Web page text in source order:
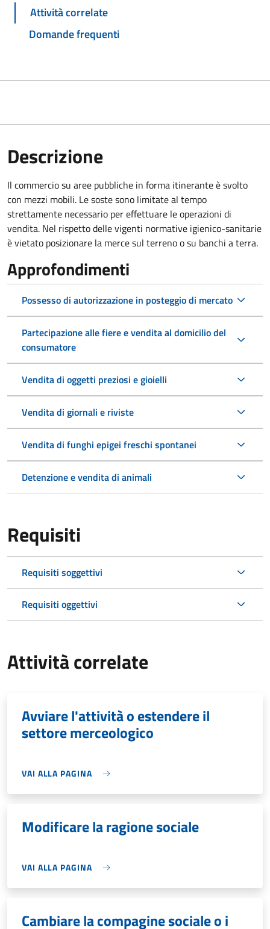
Attività correlate
Domande frequenti
Descrizione
Il commercio su aree pubbliche in forma itinerante è svolto
con mezzi mobili. Le soste sono limitate al tempo
strettamente necessario per effettuare le operazioni di
vendita. Nel rispetto delle vigenti normative igienico-sanitarie
è vietato posizionare la merce sul terreno o su banchi a terra.
Approfondimenti
Possesso di autorizzazione in posteggio di mercato
Partecipazione alle fiere e vendita al domicilio del
consumatore
Vendita di oggetti preziosi e gioielli
Vendita di giornali e riviste
Vendita di funghi epigei freschi spontanei
Detenzione e vendita di animali
Requisiti
Requisiti soggettivi
Requisiti oggettivi
Attività correlate
Avviare l'attività o estendere il
settore merceologico
VAI ALLA PAGINA
Modificare la ragione sociale
VAI ALLA PAGINA
Cambiare la compagine sociale o i